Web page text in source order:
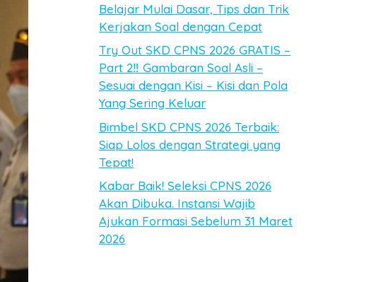
Belajar Mulai Dasar, Tips dan Trik
Kerjakan Soal dengan Cepat
Try Out SKD CPNS 2026 GRATIS –
Part 2‼️ Gambaran Soal Asli –
Sesuai dengan Kisi – Kisi dan Pola
Yang Sering Keluar
Bimbel SKD CPNS 2026 Terbaik:
Siap Lolos dengan Strategi yang
Tepat!
Kabar Baik! Seleksi CPNS 2026
Akan Dibuka. Instansi Wajib
Ajukan Formasi Sebelum 31 Maret
2026